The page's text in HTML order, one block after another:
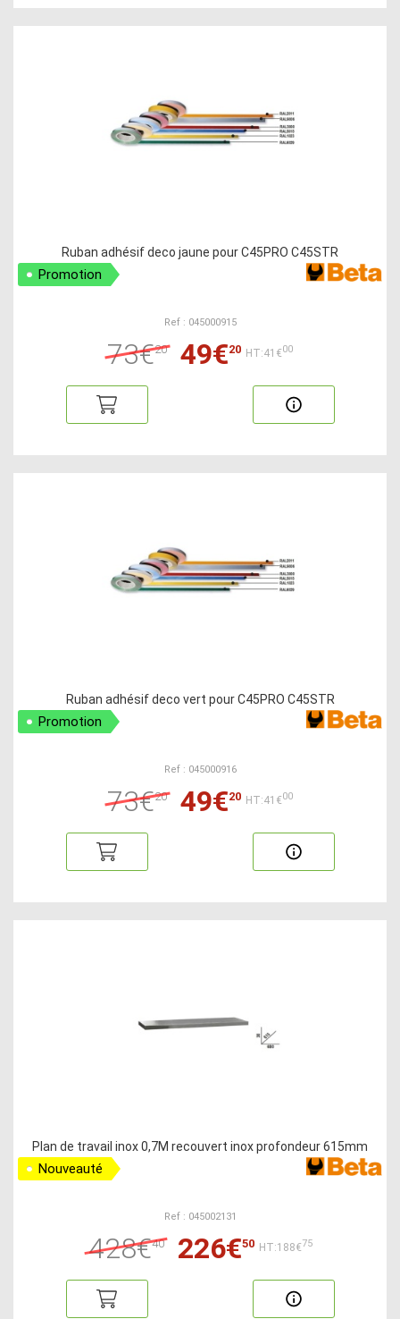
Ruban adhésif deco jaune pour C45PRO C45STR
Promotion
Ref : 045000915
73€20 49€20 HT:41€00
Ruban adhésif deco vert pour C45PRO C45STR
Promotion
Ref : 045000916
73€20 49€20 HT:41€00
Plan de travail inox 0,7M recouvert inox profondeur 615mm
Nouveauté
Ref : 045002131
428€40 226€50 HT:188€75